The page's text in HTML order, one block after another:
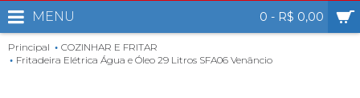
0 - R$ 0,00
MENU
Principal
COZINHAR E FRITAR
Fritadeira Elétrica Água e Óleo 29 Litros SFA06 Venâncio